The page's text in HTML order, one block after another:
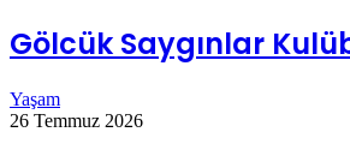
Gölcük Saygınlar
Yaşam
26 Temmuz 2026